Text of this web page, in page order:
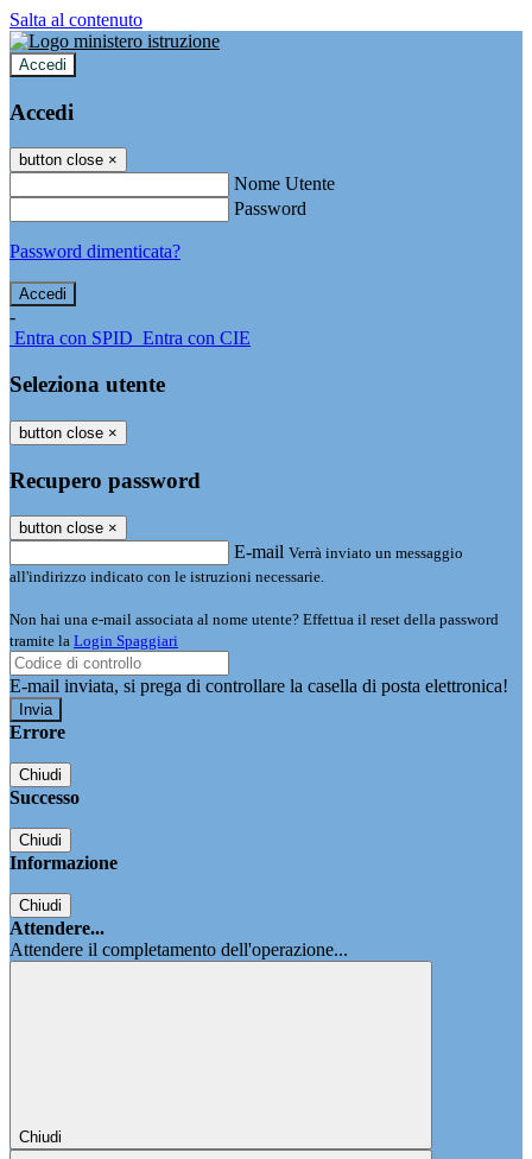
Salta al contenuto
Accedi
Accedi
button close ×
Nome Utente
Password
Password dimenticata?
-
Entra con SPID Entra con CIE
Seleziona utente
button close ×
Recupero password
button close ×
E-mail Verrà inviato un messaggio
all'indirizzo indicato con le istruzioni necessarie.
Non hai una e-mail associata al nome utente? Effettua il reset della password
tramite la Login Spaggiari
E-mail inviata, si prega di controllare la casella di posta elettronica!
Errore
Chiudi
Successo
Chiudi
Informazione
Chiudi
Attendere...
Attendere il completamento dell'operazione...
Chiudi